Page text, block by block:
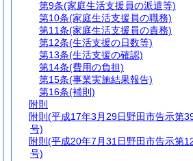
第9条(家庭生活支援員の派遣等)
第10条(家庭生活支援員の職務)
第11条(家庭生活支援員の責務)
第12条(生活支援の日数等)
第13条(生活支援の確認)
第14条(費用の負担)
第15条(事業実施結果報告)
第16条(補則)
附則
附則 (平成17年3月29日野田市告示第
号)
附則 (平成20年7月31日野田市告示第
号)